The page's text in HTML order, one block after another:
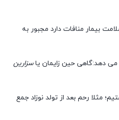
بیمار منافات دارد مجبور به
می دهد:گاهی حین زایمان یاسزارین
مثلا رحم بعد از تولد نوزاد جمع